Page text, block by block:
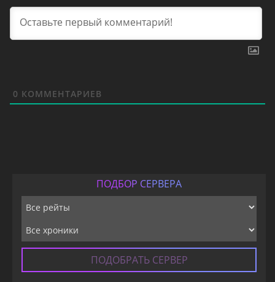
0 КОММЕНТАРИЕВ
ПОДБОР СЕРВЕРА
ПОДОБРАТЬ СЕРВЕР